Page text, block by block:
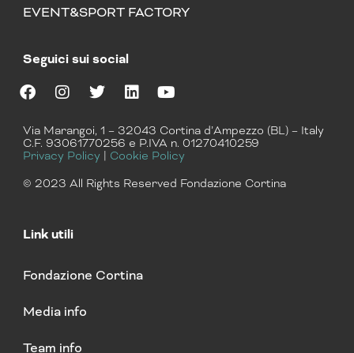
EVENT&SPORT FACTORY
Seguici sui social
a
c
e
o
s
t
g
m
w
i
t
e
i
n
k
d
o
u
t
b
Via Marangoi, 1 – 32043 Cortina d’Ampezzo (BL) – Italy
C.F. 93061770256 e P.IVA n. 01270410259
Privacy Policy | Cookie Policy
© 2023 All Rights Reserved Fondazione Cortina
Link utili
Fondazione Cortina
Media info
Team info